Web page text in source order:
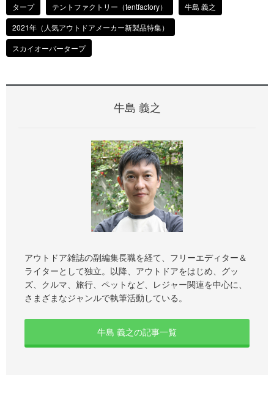
タープ テントファクトリー（tentfactory）
牛島 義之
2021年（人気アウトドアメーカー新製品特集）
スカイオーバータープ
牛島 義之
アウトドア雑誌の副編集長職を経て、フリーエディター＆
ライターとして独立。以降、アウトドアをはじめ、グッ
ズ、クルマ、旅行、ペットなど、レジャー関連を中心に、
さまざまなジャンルで執筆活動している。
牛島 義之の記事一覧